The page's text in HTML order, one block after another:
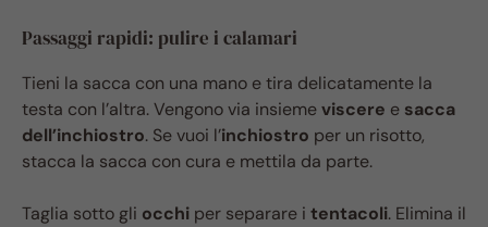
Passaggi rapidi: pulire i calamari
Tieni la sacca con una mano e tira delicatamente la
testa con l’altra. Vengono via insiemeviscere e sacca
dell’inchiostro. Se vuoi l’inchiostro per un risotto,
stacca la sacca con cura e mettila da parte.
Taglia sotto gli occhi per separare i tentacoli. Elimina il